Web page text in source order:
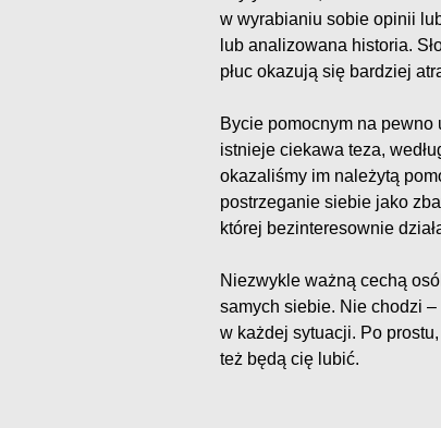
w wyrabianiu sobie opinii
lub analizowana historia.
płuc okazują się bardziej
Bycie pomocnym na
istnieje ciekawa teza,
okazaliśmy im należytą
postrzeganie siebie jako
której bezinteresownie
Niezwykle ważną cechą
samych siebie. Nie chodzi
w każdej sytuacji. Po
też będą cię lubić.